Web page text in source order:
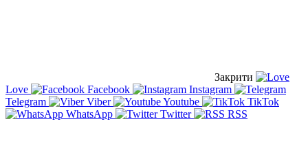
Закрити
Love
Facebook
Instagram
Telegram
Viber Youtube
TikTok
WhatsApp
Twitter RSS